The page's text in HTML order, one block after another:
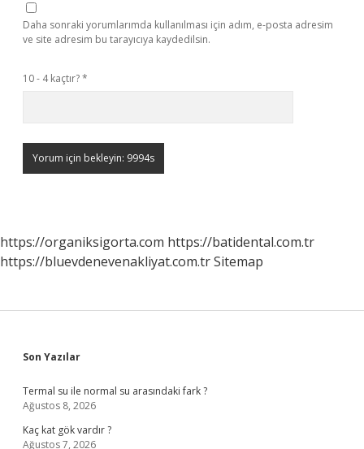
Daha sonraki yorumlarımda kullanılması için adım, e-posta adresim
ve site adresim bu tarayıcıya kaydedilsin.
10 - 4 kaçtır?*
https://organiksigorta.com https://batidental.com.tr
https://bluevdenevenakliyat.com.trSitemap
Sidebar
Son Yazılar
Termal su ile normal su arasındaki fark ?
Ağustos 8, 2026
Kaç kat gök vardır ?
Ağustos 7, 2026